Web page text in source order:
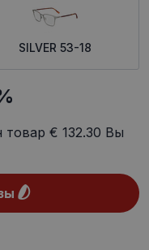
SILVER 53-18
товар € 132.30 Вы